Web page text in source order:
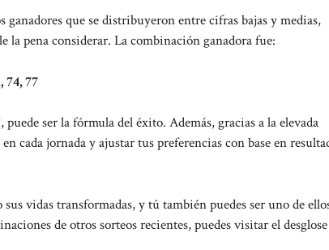
que se distribuyeron entre cifras bajas y medias,
la pena considerar. La combinación ganadora fue:
74, 77
ser la fórmula del éxito. Además, gracias a la elevada
cada jornada y ajustar tus preferencias con base en
vidas transformadas, y tú también puedes ser uno de
de otros sorteos recientes, puedes visitar el